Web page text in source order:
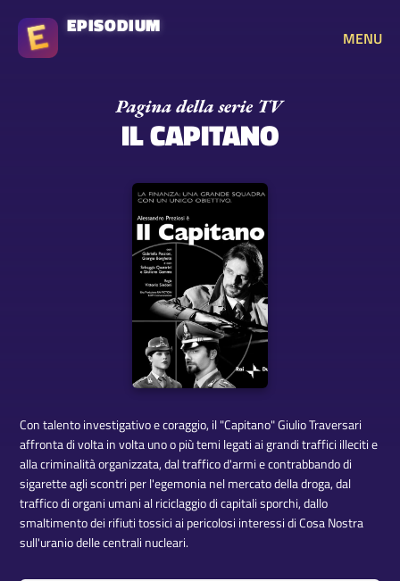
EPISODIUM
MENU
IL CAPITANO
Con talento investigativo e coraggio, il "Capitano" Giulio Traversari
affronta di volta in volta uno o più temi legati ai grandi traffici illeciti e
alla criminalità organizzata, dal traffico d'armi e contrabbando di
sigarette agli scontri per l'egemonia nel mercato della droga, dal
traffico di organi umani al riciclaggio di capitali sporchi, dallo
smaltimento dei rifiuti tossici ai pericolosi interessi di Cosa Nostra
sull'uranio delle centrali nucleari.